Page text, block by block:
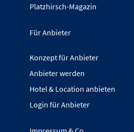
Platzhirsch-Magazin
Für Anbieter
Konzept für Anbieter
Anbieter werden
Hotel & Location anbieten
Login für Anbieter